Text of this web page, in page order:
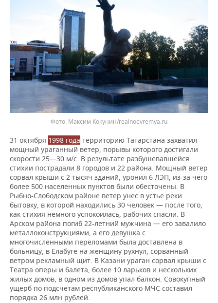
Максим Кокунин/realnoevremya.ru
31 октября 1998 года территорию Татарстана захватил
мощный ураганный ветер, порывы которого достигали
скорости 25—30 м/с. В результате разбушевавшейся
стихии пострадали 8 городов и 22 района. Мощный ветер
сорвал крыши с 2 тысяч зданий, уронил 6 ЛЭП, из-за чего
более 500 населенных пунктов были обесточены. В
Рыбно-Слободском районе ветер унес в устье реки
бытовку, в которой находились 30 человек — после того,
как стихия немного успокоилась, рабочих спасли. В
Арском района погиб 22-летний мужчина — его завалило
металлоконструкциями, а его девушка с
многочисленными переломами была доставлена в
больницу, в Елабуге на женщину рухнул, сорванный
ветром рекламный щит. В Казани ураган сорвал крыши с
Театра оперы и балета, более 10 ларьков и нескольких
жилых домов, в одном из домов упал балкон. Совокупный
ущерб по подсчетам республиканского МЧС составил
порядка 26 млн рублей.